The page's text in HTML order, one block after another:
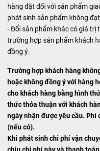
hàng đặt đối với sản phẩm
phát sinh sản phẩm không
- Đổi sản phẩm khác có giá
trường hợp sản phẩm khách
đồng ý.
Trường hợp khách hàng
hoặc không đồng ý với hàng
cho khách hàng bằng hình
thức thỏa thuận với khách
ngày nhận được yêu cầu. Phí
(nếu có).
Khi phát sinh chi phí vận